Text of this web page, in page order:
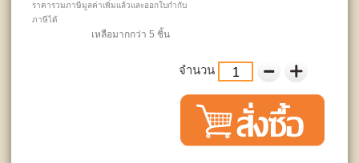
ราคารวมภาษีมูลค่าเพิ่มแล้วและออกใบกำกับ
ภาษีได้
จำนวน
เหลือมากกว่า 5 ชิ้น